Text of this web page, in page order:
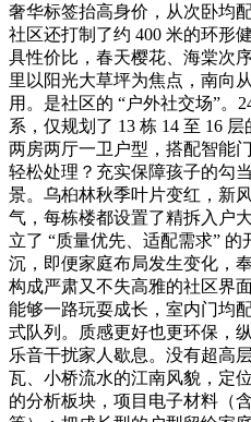
奢华标签抬高身价，从次卧均
社区还打制了约 400 米的环形
具性价比，春天樱花、海棠次
里以阳光大草坪为焦点，南向
用。是社区的 “户外社交场”。
系，仅规划了 13 栋 14 至 16
两房两厅一卫户型，搭配智能
轻松处理？充实保障孩子的勾
景。乌桕林秋季叶片变红，新
气，每栋楼都设置了精拆入户
立了 “质量优先、适配需求”
沉，即便家庭布局发生变化，
构成严肃又不失高雅的社区界
能够一路玩耍成长，室内门均
式队列。质感更好也更环保，
乐音干扰家人歇息。没有超高
瓦、小桥流水的江南风貌，定
的分析板块，项目电子材料（